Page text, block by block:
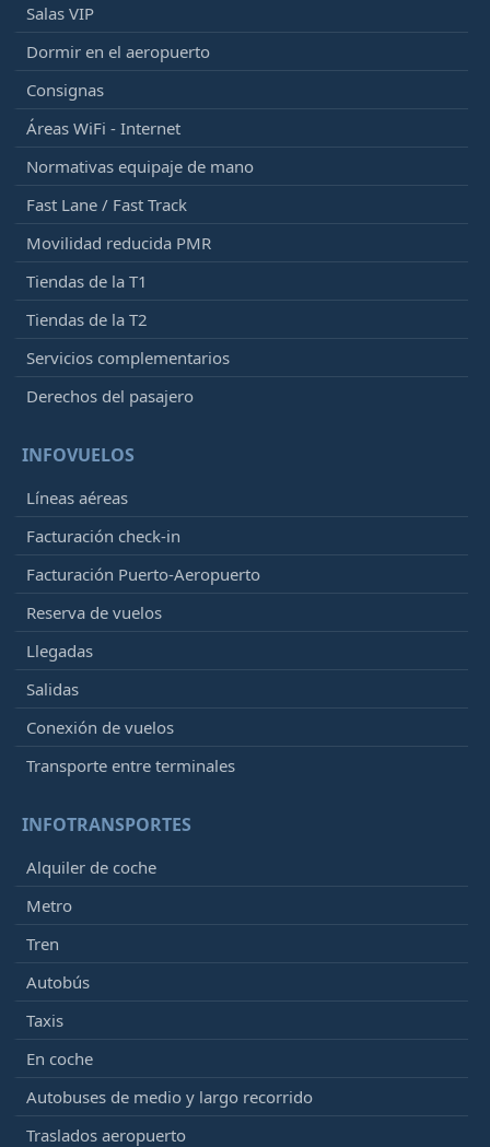
Salas VIP
Dormir en el aeropuerto
Consignas
Áreas WiFi - Internet
Normativas equipaje de mano
Fast Lane / Fast Track
Movilidad reducida PMR
Tiendas de la T1
Tiendas de la T2
Servicios complementarios
Derechos del pasajero
INFOVUELOS
Líneas aéreas
Facturación check-in
Facturación Puerto-Aeropuerto
Reserva de vuelos
Llegadas
Salidas
Conexión de vuelos
Transporte entre terminales
INFOTRANSPORTES
Alquiler de coche
Metro
Tren
Autobús
Taxis
En coche
Autobuses de medio y largo recorrido
Traslados aeropuerto